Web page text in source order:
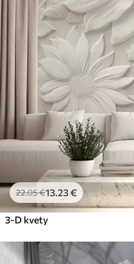
22.05€13 .23€
3-D kvety